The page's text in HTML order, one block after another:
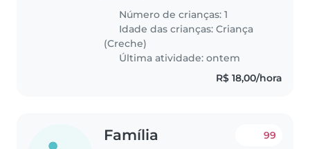
procurando uma babá ou outra
família (famílias que ajudam
famílias) que possa cuidar..
Número de crianças: 1
Idade das crianças:Criança
(Creche)
Última atividade: ontem
R$ 18,00/hora
Família 99